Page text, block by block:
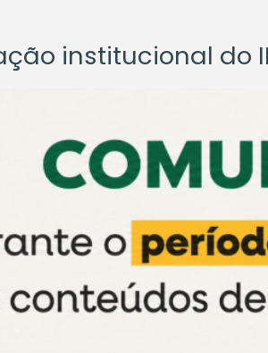
institucional do